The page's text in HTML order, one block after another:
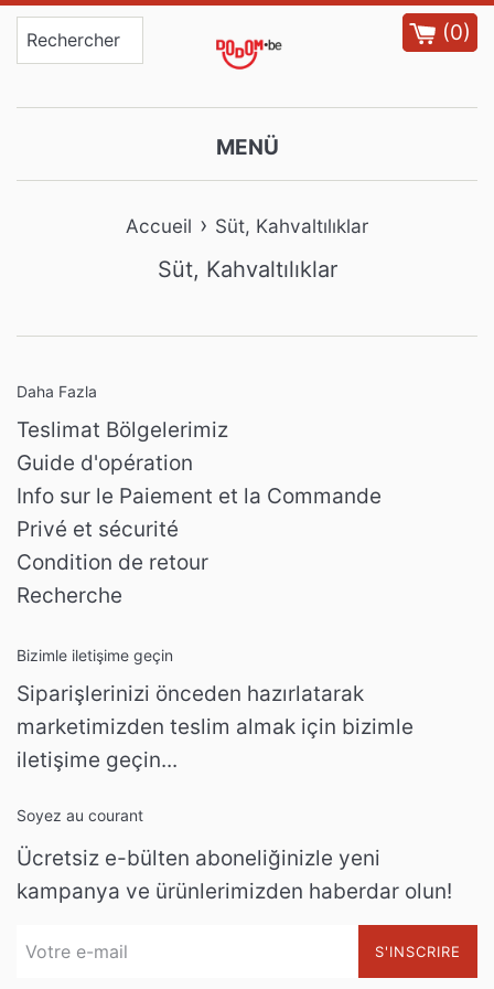
Passer
(0)
MENÜ
Accueil › Süt, Kahvaltılıklar
Süt, Kahvaltılıklar
Daha Fazla
Teslimat Bölgelerimiz
Guide d'opération
Info sur le Paiement et la Commande
Privé et sécurité
Condition de retour
Recherche
Bizimle iletişime geçin
Siparişlerinizi önceden hazırlatarak
marketimizden teslim almak için bizimle
iletişime geçin...
Soyez au courant
Ücretsiz e-bülten aboneliğinizle yeni
kampanya ve ürünlerimizden haberdar olun!
S'INSCRIRE